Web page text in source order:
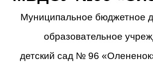
Муниципальное бюджетное
образовательное
детский сад № 96